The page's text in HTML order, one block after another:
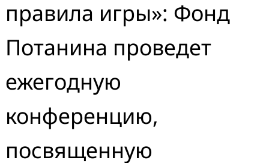
правила игры»: Фонд
Потанина проведет
ежегодную
конференцию,
посвященную